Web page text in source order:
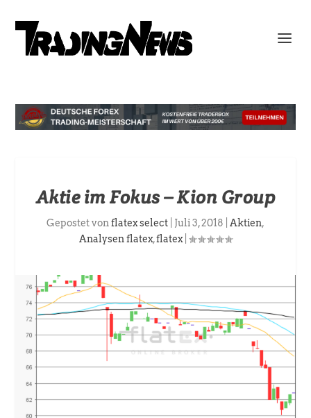
Aktie im Fokus – Kion Group
Gepostet vonflatex select Juli 3, 2018 Aktien,
Analysen flatex,flatex